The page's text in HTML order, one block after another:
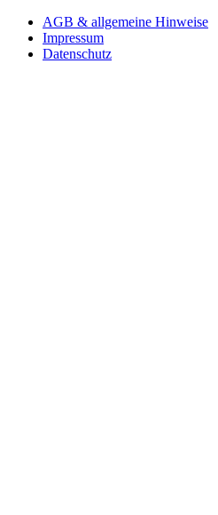
AGB & allgemeine Hinweise
Impressum
Datenschutz